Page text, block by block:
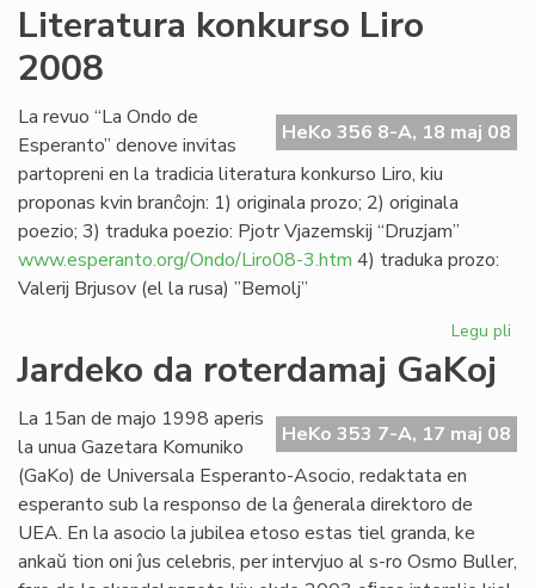
de
Literatura konkurso Liro
2008
HeKo 356 8-A, 18 maj 08
La revuo “La Ondo de
Esperanto” denove invitas
partopreni en la tradicia literatura konkurso Liro, kiu
proponas kvin branĉojn: 1) originala prozo; 2) originala
poezio; 3) traduka poezio: Pjotr Vjazemskij “Druzjam”
www.esperanto.org/Ondo/Liro08-3.htm 4) traduka prozo:
Valerij Brjusov (el la rusa) ”Bemolj”
Legu pli
Jardeko da roterdamaj GaKoj
HeKo 353 7-A, 17 maj 08
La 15an de majo 1998 aperis
la unua Gazetara Komuniko
(GaKo) de Universala Esperanto-Asocio, redaktata en
esperanto sub la responso de la ĝenerala direktoro de
UEA. En la asocio la jubilea etoso estas tiel granda, ke
ankaŭ tion oni ĵus celebris, per intervjuo al s-ro Osmo Buller,